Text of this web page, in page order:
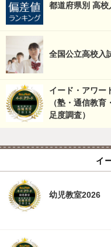
都道府県別 高
全国公立高校入
イード・アワー
（塾・通信教
足度調査）
イ
幼児教室2026